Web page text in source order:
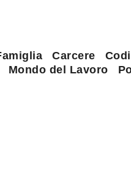
Carcere
Mondo del Lavoro